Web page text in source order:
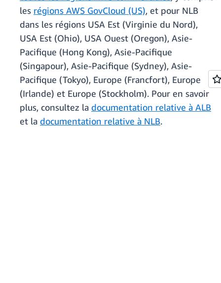
les régions AWS GovCloud (US), et pour NLB
dans les régions USA Est (Virginie du Nord),
USA Est (Ohio), USA Ouest (Oregon), Asie-
Pacifique (Hong Kong), Asie-Pacifique
(Singapour), Asie-Pacifique (Sydney), Asie-
Pacifique (Tokyo), Europe (Francfort), Europe
(Irlande) et Europe (Stockholm). Pour en savoir
plus, consultez la documentation relative à ALB
et la documentation relative à NLB.